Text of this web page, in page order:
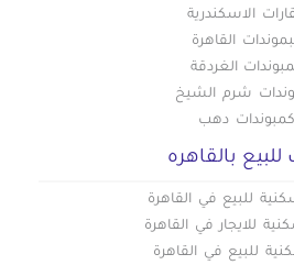
الاسكندرية
القاهرة
الغردقة
شرم الشيخ
كمبوندات دهب
بالقاهره
للبيع في القاهرة
للايجار في القاهرة
للبيع في القاهرة